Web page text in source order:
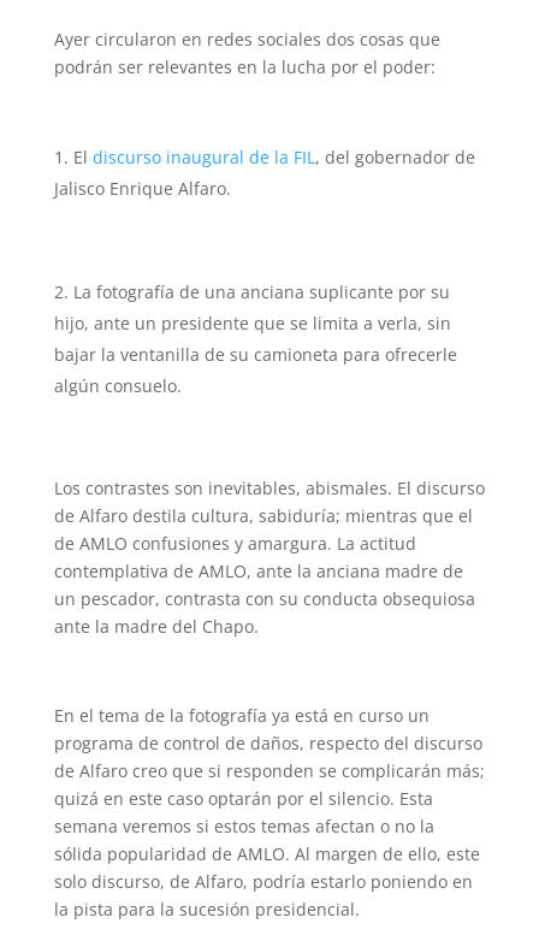
Ayer circularon en redes sociales dos cosas que
podrán ser relevantes en la lucha por el poder:
El discurso inaugural de la FIL, del gobernador de
Jalisco Enrique Alfaro.
La fotografía de una anciana suplicante por su
hijo, ante un presidente que se limita a verla, sin
bajar la ventanilla de su camioneta para ofrecerle
algún consuelo.
Los contrastes son inevitables, abismales. El discurso
de Alfaro destila cultura, sabiduría; mientras que el
de AMLO confusiones y amargura. La actitud
contemplativa de AMLO, ante la anciana madre de
un pescador, contrasta con su conducta obsequiosa
ante la madre del Chapo.
En el tema de la fotografía ya está en curso un
programa de control de daños, respecto del discurso
de Alfaro creo que si responden se complicarán más;
quizá en este caso optarán por el silencio. Esta
semana veremos si estos temas afectan o no la
sólida popularidad de AMLO. Al margen de ello, este
solo discurso, de Alfaro, podría estarlo poniendo en
la pista para la sucesión presidencial.